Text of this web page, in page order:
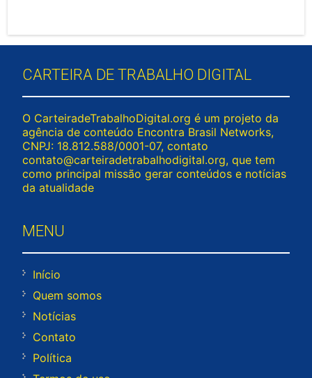
CARTEIRA DE TRABALHO DIGITAL
O CarteiradeTrabalhoDigital.org é um projeto da
agência de conteúdo Encontra Brasil Networks,
CNPJ: 18.812.588/0001-07, contato
contato@carteiradetrabalhodigital.org, que tem
como principal missão gerar conteúdos e notícias
da atualidade
MENU
Início
Quem somos
Notícias
Contato
Política